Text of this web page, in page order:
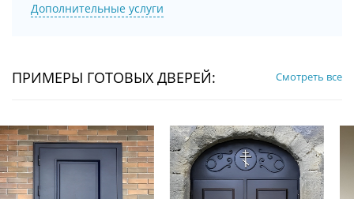
Дополнительные услуги
ПРИМЕРЫ ГОТОВЫХ ДВЕРЕЙ: Смотреть все